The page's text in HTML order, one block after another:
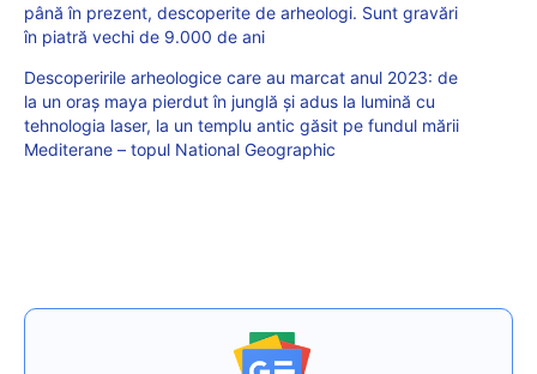
până în prezent, descoperite de arheologi. Sunt gravări
în piatră vechi de 9.000 de ani
Descoperirile arheologice care au marcat anul 2023: de
la un oraș maya pierdut în junglă și adus la lumină cu
tehnologia laser, la un templu antic găsit pe fundul mării
Mediterane – topul National Geographic